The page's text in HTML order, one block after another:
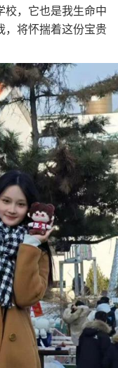
校，它也是我生命中
，将怀揣着这份宝贵